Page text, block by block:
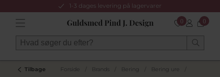
1-3 dages levering på lagervarer
0 0
Tilbage Forside Brands Bering Bering ure